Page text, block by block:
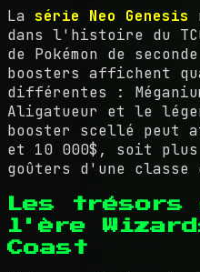
La série Neo Genesis
dans l'histoire du
de Pokémon de
boosters affichent
différentes :
Aligatueur et le
booster scellé peut
et 10 000$, soit plus
goûters d'une classe
Les trésors
l'ère
Coast